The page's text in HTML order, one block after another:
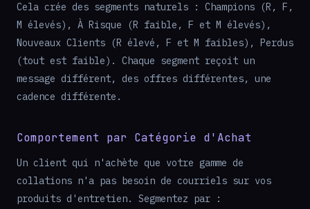
Cela crée des segments naturels : Champions (R, F,
M élevés), À Risque (R faible, F et M élevés),
Nouveaux Clients (R élevé, F et M faibles), Perdus
(tout est faible). Chaque segment reçoit un
message différent, des offres différentes, une
cadence différente.
Comportement par Catégorie d'Achat
Un client qui n'achète que votre gamme de
collations n'a pas besoin de courriels sur vos
produits d'entretien. Segmentez par :